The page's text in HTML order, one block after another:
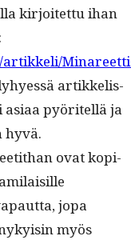
kir­joitet­tu ihan
artikke­lis­
asi­aa pyöritel­lä ja
hyvä.
ovat kopi­
jopa
myös